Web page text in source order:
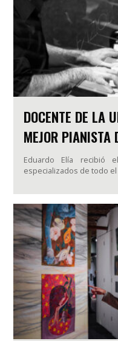
DOCENTE DE LA
MEJOR PIANISTA
Eduardo Elía recibió
especializados de todo el